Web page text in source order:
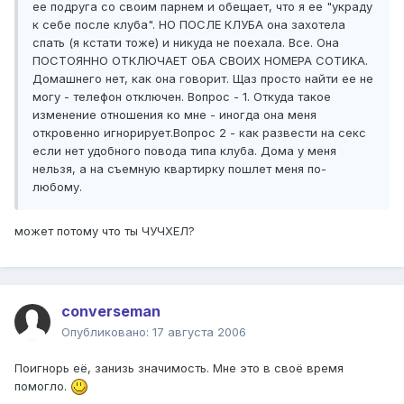
ее подруга со своим парнем и обещает, что я ее "украду
к себе после клуба". НО ПОСЛЕ КЛУБА она захотела
спать (я кстати тоже) и никуда не поехала. Все. Она
ПОСТОЯННО ОТКЛЮЧАЕТ ОБА СВОИХ НОМЕРА СОТИКА.
Домашнего нет, как она говорит. Щаз просто найти ее не
могу - телефон отключен. Вопрос - 1. Откуда такое
изменение отношения ко мне - иногда она меня
откровенно игнорирует.Вопрос 2 - как развести на секс
если нет удобного повода типа клуба. Дома у меня
нельзя, а на съемную квартирку пошлет меня по-
любому.
может потому что ты ЧУЧХЕЛ?
converseman
Опубликовано: 17 августа 2006
Поигнорь её, занизь значимость. Мне это в своё время
помогло.